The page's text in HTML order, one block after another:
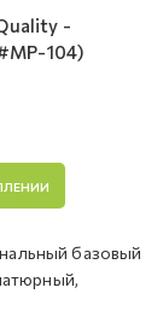
-
104)
базовый